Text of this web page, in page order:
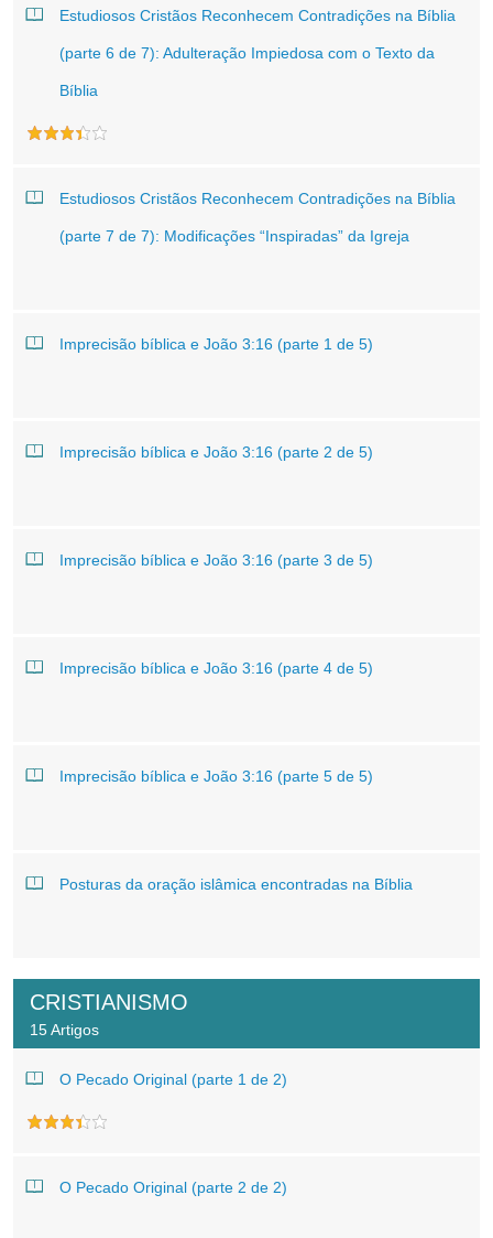
Estudiosos Cristãos Reconhecem Contradições na Bíblia
(parte 6 de 7): Adulteração Impiedosa com o Texto da
Bíblia
Estudiosos Cristãos Reconhecem Contradições na Bíblia
(parte 7 de 7): Modificações “Inspiradas” da Igreja
Imprecisão bíblica e João 3:16 (parte 1 de 5)
Imprecisão bíblica e João 3:16 (parte 2 de 5)
Imprecisão bíblica e João 3:16 (parte 3 de 5)
Imprecisão bíblica e João 3:16 (parte 4 de 5)
Imprecisão bíblica e João 3:16 (parte 5 de 5)
Posturas da oração islâmica encontradas na Bíblia
CRISTIANISMO
15 Artigos
O Pecado Original (parte 1 de 2)
O Pecado Original (parte 2 de 2)